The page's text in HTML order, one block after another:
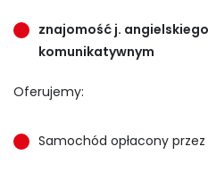
znajomość j.
komunikatywnym
Oferujemy:
Samochód opłacony